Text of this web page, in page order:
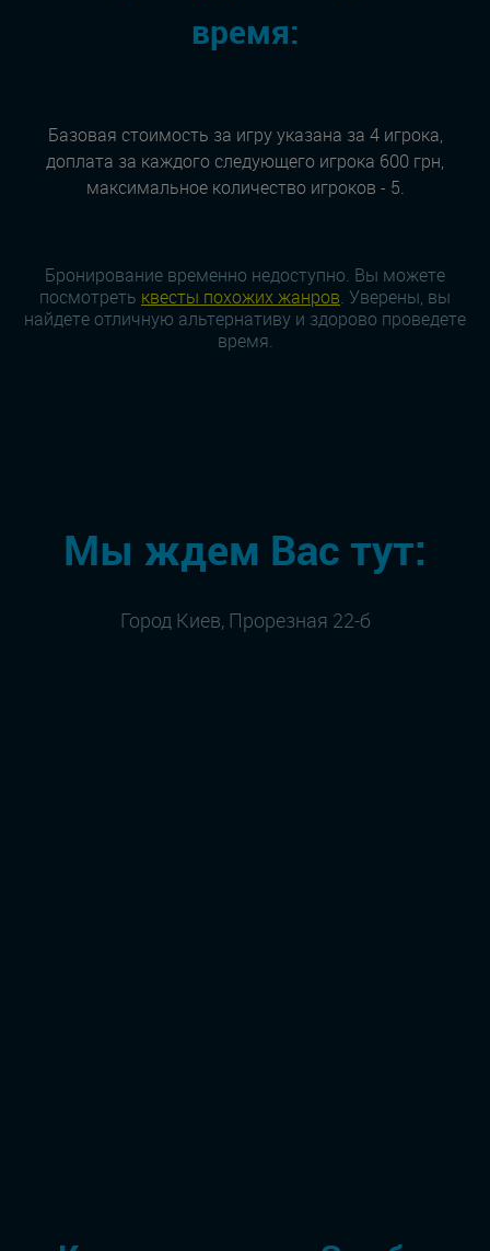
время:
Базовая стоимость за игру указана за 4 игрока,
доплата за каждого следующего игрока 600 грн,
максимальное количество игроков - 5.
Бронирование временно недоступно. Вы можете
посмотреть квесты похожих жанров. Уверены, вы
найдете отличную альтернативу и здорово проведете
время.
Мы ждем Вас тут:
Город Киев, Прорезная 22-б